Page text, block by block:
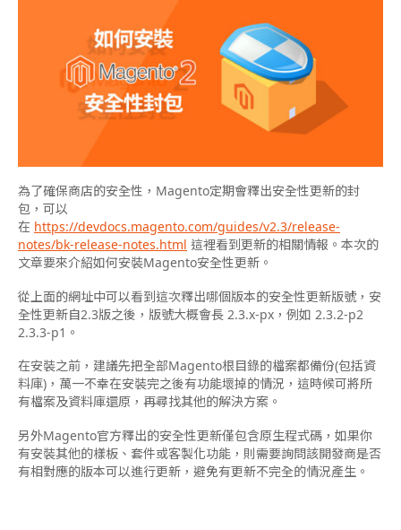
為了確保商店的安全性，Magento定期會釋出安全性更新的封
包，可以
在 https://devdocs.magento.com/guides/v2.3/release-
notes/bk-release-notes.html 這裡看到更新的相關情報。本次的
文章要來介紹如何安裝Magento安全性更新。
從上面的網址中可以看到這次釋出哪個版本的安全性更新版號，安
全性更新自2.3版之後，版號大概會長 2.3.x-px，例如 2.3.2-p2
2.3.3-p1。
在安裝之前，建議先把全部Magento根目錄的檔案都備份(包括資
料庫)，萬一不幸在安裝完之後有功能壞掉的情況，這時候可將所
有檔案及資料庫還原，再尋找其他的解決方案。
另外Magento官方釋出的安全性更新僅包含原生程式碼，如果你
有安裝其他的樣板、套件或客製化功能，則需要詢問該開發商是否
有相對應的版本可以進行更新，避免有更新不完全的情況產生。